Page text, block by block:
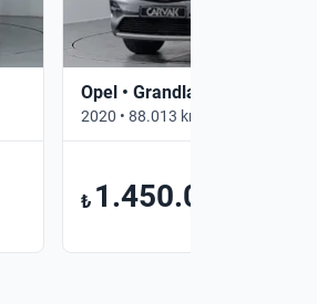
Opel • Grandland X
2020 • 88.013 km • Otomatik
₺ 1.450.000